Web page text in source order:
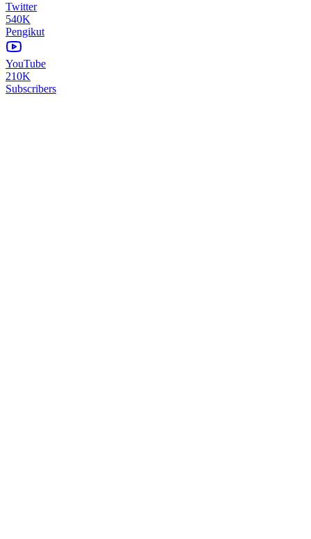
Twitter
540K
Pengikut
YouTube
210K
Subscribers